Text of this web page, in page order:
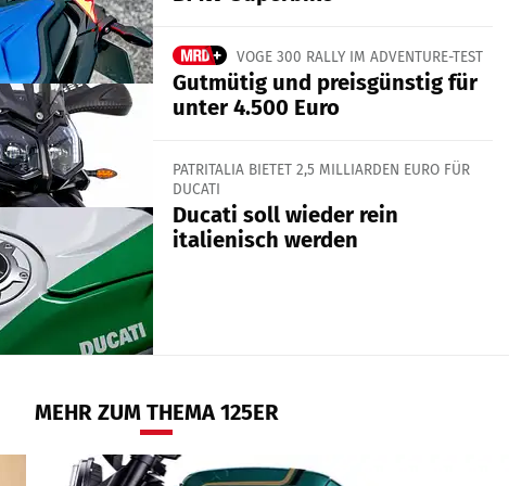
VOGE 300 RALLY IM ADVENTURE-TEST
Gutmütig und preisgünstig für
unter 4.500 Euro
PATRITALIA BIETET 2,5 MILLIARDEN EURO FÜR
DUCATI
Ducati soll wieder rein
italienisch werden
MEHR ZUM THEMA 125ER